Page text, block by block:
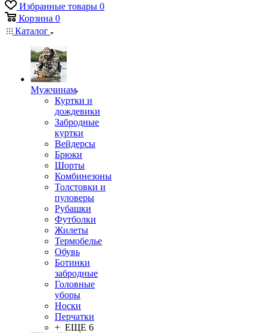
Избранные товары 0
Корзина 0
Каталог
Мужчинам
Куртки и
дождевики
Забродные
куртки
Вейдерсы
Брюки
Шорты
Комбинезоны
Толстовки и
пуловеры
Рубашки
Футболки
Жилеты
Термобелье
Обувь
Ботинки
забродные
Головные
уборы
Носки
Перчатки
+ ЕЩЕ 6